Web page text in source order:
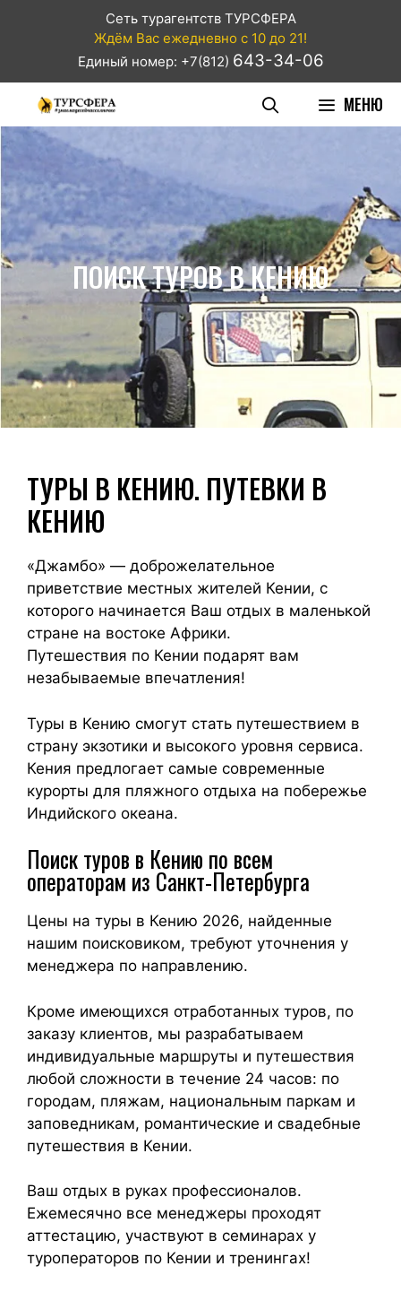
Сеть турагентств ТУРСФЕРА
Ждём Вас ежедневно с 10 до 21!
Единый номер: +7(812) 643-34-06
МЕНЮ
ПОИСК ТУРОВ В КЕНИЮ
ТУРЫ В КЕНИЮ. ПУТЕВКИ В
КЕНИЮ
«Джамбо» — доброжелательное
приветствие местных жителей Кении, с
которого начинается Ваш отдых в маленькой
стране на востоке Африки.
Путешествия по Кении подарят вам
незабываемые впечатления!
Туры в Кению смогут стать путешествием в
страну экзотики и высокого уровня сервиса.
Кения предлогает самые современные
курорты для пляжного отдыха на побережье
Индийского океана.
Поиск туров в Кению по всем
операторам из Санкт-Петербурга
Цены на туры в Кению 2026, найденные
нашим поисковиком, требуют уточнения у
менеджера по направлению.
Кроме имеющихся отработанных туров, по
заказу клиентов, мы разрабатываем
индивидуальные маршруты и путешествия
любой сложности в течение 24 часов: по
городам, пляжам, национальным паркам и
заповедникам, романтические и свадебные
путешествия в Кении.
Ваш отдых в руках профессионалов.
Ежемесячно все менеджеры проходят
аттестацию, участвуют в семинарах у
туроператоров по Кении и тренингах!